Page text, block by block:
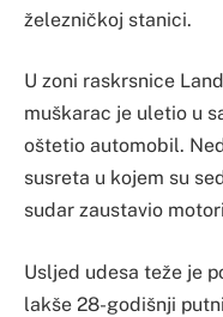
železničkoj stanici.
U zoni raskrsnice
muškarac je uletio u
oštetio automobil.
susreta u kojem su
sudar zaustavio
Usljed udesa teže je
lakše 28-godišnji